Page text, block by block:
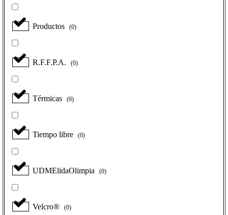
Productos (0)
R.F.F.P.A. (0)
Térmicas (0)
Tiempo libre (0)
UDMElidaOlimpia (0)
Velcro® (0)